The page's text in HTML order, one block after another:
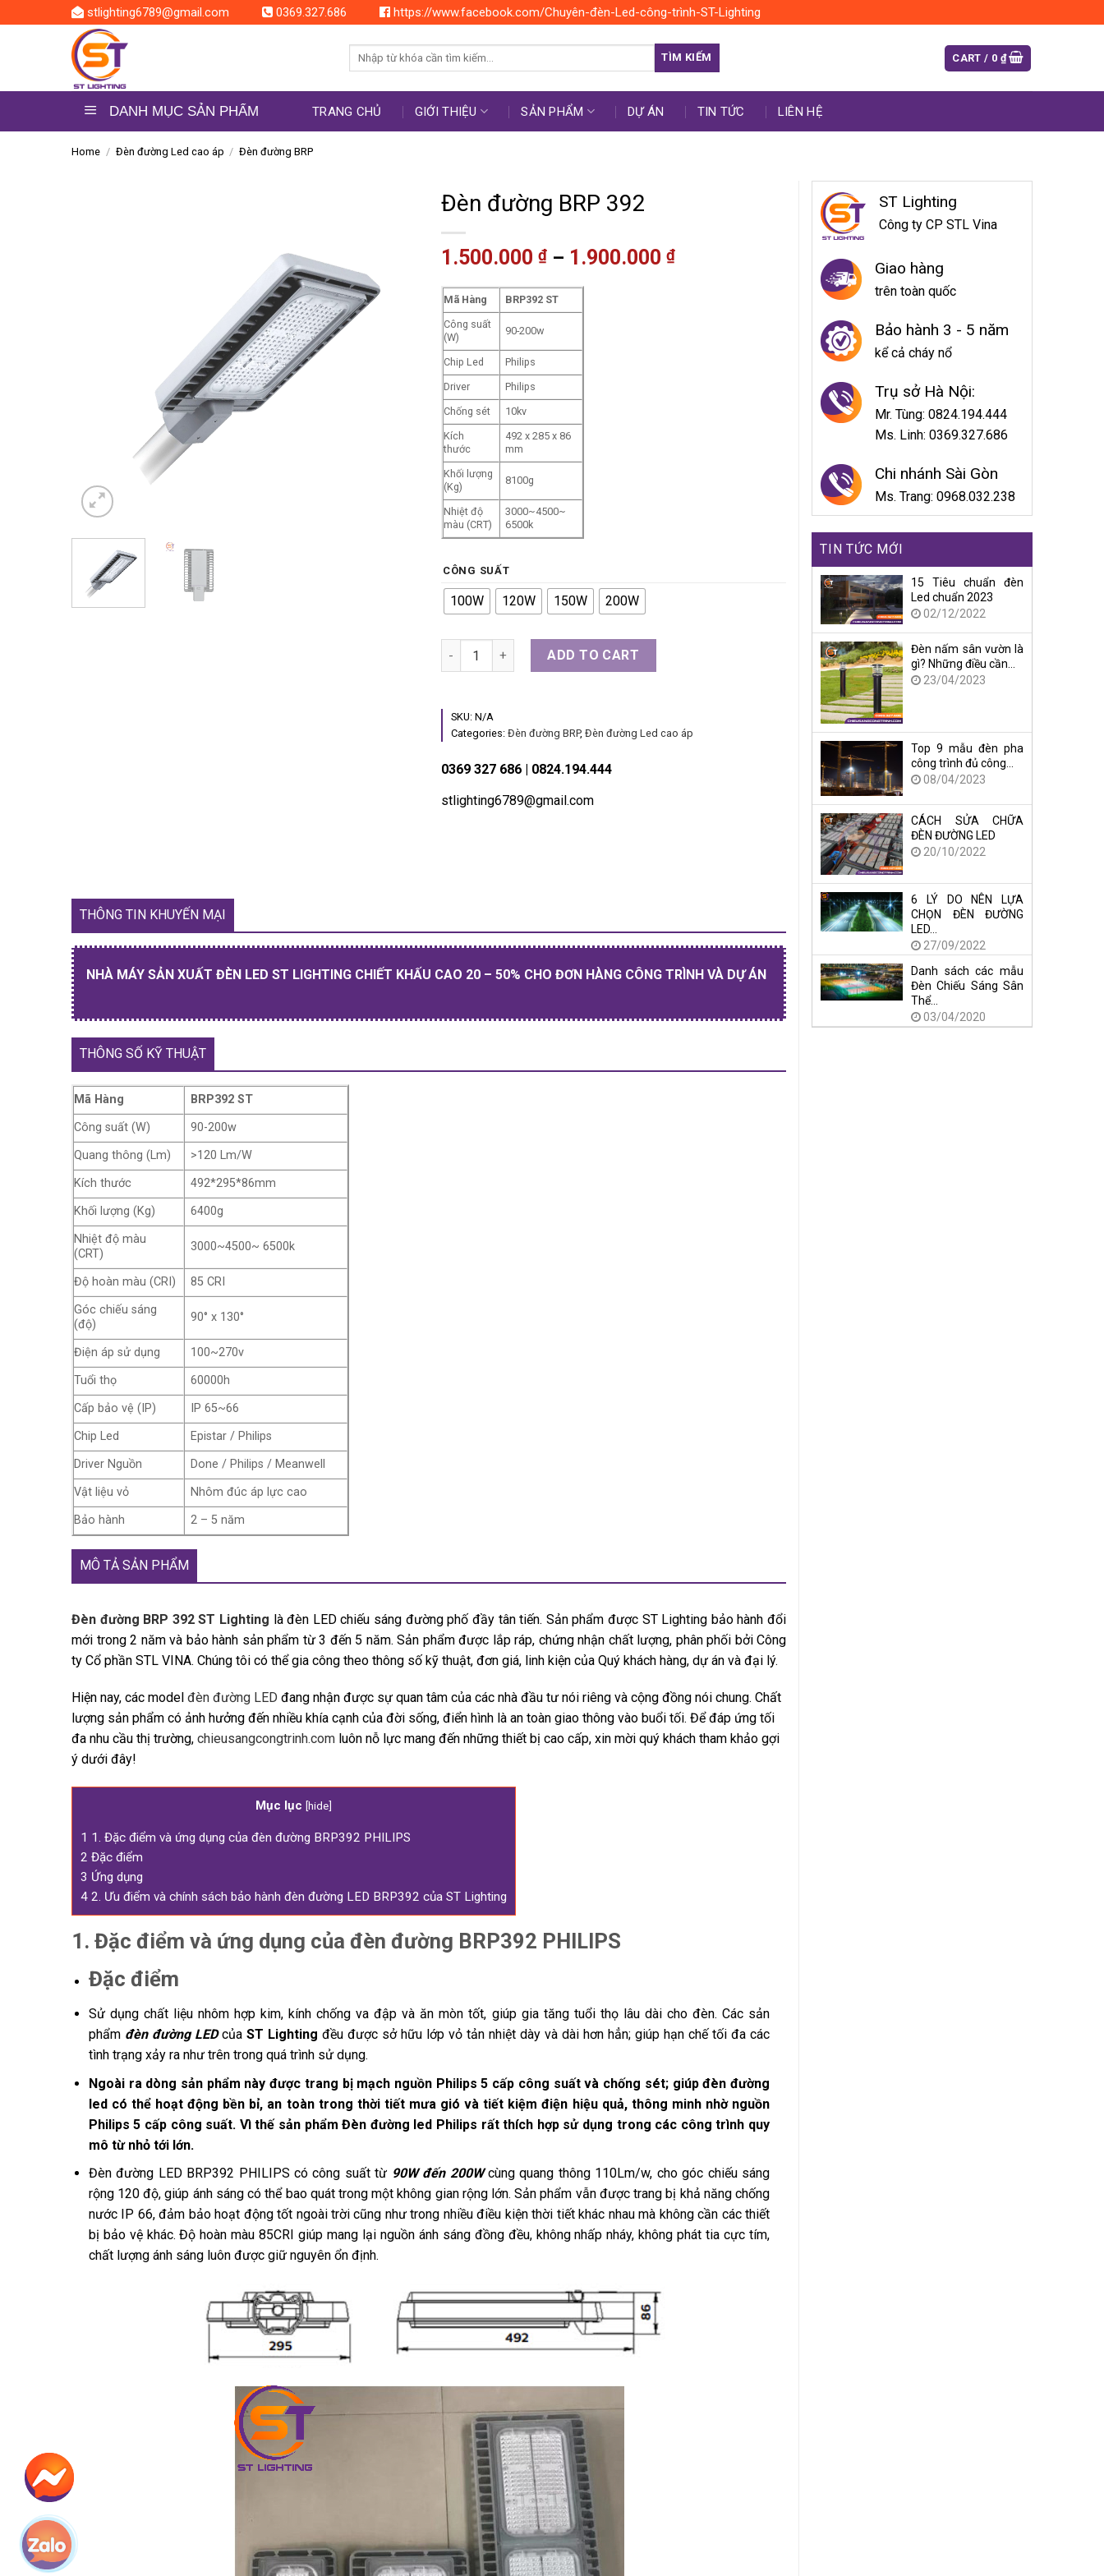
to
stlighting6789@gmail.com 0369.327.686 https://www.facebook.com/Chuyên-đèn-Led-công-trình-ST-Lighting
Search
TÌM KIẾM CART / 0 ₫
DANH MỤC SẢN PHẨM TRANG CHỦ GIỚI THIỆU SẢN PHẨM DỰ ÁN TIN TỨC LIÊN HỆ
Home / Đèn đường Led cao áp / Đèn đường BRP
Đèn đường BRP 392
1.500.000 ₫ – 1.900.000 ₫
Mã Hàng
BRP392 ST
Công suất
(W)
90-200w
Chip Led
Philips
Driver
Philips
Chống sét
10kv
Kích
thước
492 x 285 x 86
mm
Khối lượng
(Kg)
8100g
Nhiệt độ
màu (CRT)
3000~4500~
6500k
CÔNG SUẤT
100W 120W 150W 200W
Đèn đường BRP 392 quantity
ADD TO CART
SKU: N/A
Categories: Đèn đường BRP, Đèn đường Led cao áp
0369 327 686 | 0824.194.444
stlighting6789@gmail.com
THÔNG TIN KHUYẾN MẠI
NHÀ MÁY SẢN XUẤT ĐÈN LED ST LIGHTING CHIẾT KHẤU CAO 20 – 50% CHO ĐƠN HÀNG CÔNG TRÌNH VÀ DỰ ÁN
THÔNG SỐ KỸ THUẬT
Mã Hàng
BRP392 ST
Công suất (W)
90-200w
Quang thông (Lm)
>120 Lm/W
Kích thước
492*295*86mm
Khối lượng (Kg)
6400g
Nhiệt độ màu
(CRT)
3000~4500~ 6500k
Độ hoàn màu (CRI)
85 CRI
Góc chiếu sáng
(độ)
90° x 130°
Điện áp sử dụng
100~270v
Tuổi thọ
60000h
Cấp bảo vệ (IP)
IP 65~66
Chip Led
Epistar / Philips
Driver Nguồn
Done / Philips / Meanwell
Vật liệu vỏ
Nhôm đúc áp lực cao
Bảo hành
2 – 5 năm
MÔ TẢ SẢN PHẨM
Đèn đường BRP 392 ST Lighting là đèn LED chiếu sáng đường phố đầy tân tiến. Sản phẩm được ST Lighting bảo hành đổi
mới trong 2 năm và bảo hành sản phẩm từ 3 đến 5 năm. Sản phẩm được lắp ráp, chứng nhận chất lượng, phân phối bởi Công
ty Cổ phần STL VINA. Chúng tôi có thể gia công theo thông số kỹ thuật, đơn giá, linh kiện của Quý khách hàng, dự án và đại lý.
Hiện nay, các model đèn đường LED đang nhận được sự quan tâm của các nhà đầu tư nói riêng và cộng đồng nói chung. Chất
lượng sản phẩm có ảnh hưởng đến nhiều khía cạnh của đời sống, điển hình là an toàn giao thông vào buổi tối. Để đáp ứng tối
đa nhu cầu thị trường, chieusangcongtrinh.com luôn nỗ lực mang đến những thiết bị cao cấp, xin mời quý khách tham khảo gợi
ý dưới đây!
Mục lục [hide]
1 1. Đặc điểm và ứng dụng của đèn đường BRP392 PHILIPS
2 Đặc điểm
3 Ứng dụng
4 2. Ưu điểm và chính sách bảo hành đèn đường LED BRP392 của ST Lighting
1. Đặc điểm và ứng dụng của đèn đường BRP392 PHILIPS
Đặc điểm
Sử dụng chất liệu nhôm hợp kim, kính chống va đập và ăn mòn tốt, giúp gia tăng tuổi thọ lâu dài cho đèn. Các sản
phẩm đèn đường LEDcủa ST Lighting đều được sở hữu lớp vỏ tản nhiệt dày và dài hơn hẳn; giúp hạn chế tối đa các
tình trạng xảy ra như trên trong quá trình sử dụng.
Ngoài ra dòng sản phẩm này được trang bị mạch nguồn Philips 5 cấp công suất và chống sét; giúp đèn đường
led có thể hoạt động bền bỉ, an toàn trong thời tiết mưa gió và tiết kiệm điện hiệu quả, thông minh nhờ nguồn
Philips 5 cấp công suất. Vì thế sản phẩm Đèn đường led Philips rất thích hợp sử dụng trong các công trình quy
mô từ nhỏ tới lớn.
Đèn đường LED BRP392 PHILIPS có công suất từ 90W đến 200Wcùng quang thông 110Lm/w, cho góc chiếu sáng
rộng 120 độ, giúp ánh sáng có thể bao quát trong một không gian rộng lớn. Sản phẩm vẫn được trang bị khả năng chống
nước IP 66, đảm bảo hoạt động tốt ngoài trời cũng như trong nhiều điều kiện thời tiết khác nhau mà không cần các thiết
bị bảo vệ khác. Độ hoàn màu 85CRI giúp mang lại nguồn ánh sáng đồng đều, không nhấp nháy, không phát tia cực tím,
chất lượng ánh sáng luôn được giữ nguyên ổn định.
ST Lighting
Công ty CP STL Vina
Giao hàng
trên toàn quốc
Bảo hành 3 - 5 năm
kể cả cháy nổ
Trụ sở Hà Nội:
Mr. Tùng: 0824.194.444
Ms. Linh: 0369.327.686
Chi nhánh Sài Gòn
Ms. Trang: 0968.032.238
TIN TỨC MỚI
15 Tiêu chuẩn đèn
Led chuẩn 2023
02/12/2022
Đèn nấm sân vườn là
gì? Những điều cần…
23/04/2023
Top 9 mẫu đèn pha
công trình đủ công…
08/04/2023
CÁCH SỬA CHỮA
ĐÈN ĐƯỜNG LED
20/10/2022
6 LÝ DO NÊN LỰA
CHỌN ĐÈN ĐƯỜNG
LED…
27/09/2022
Danh sách các mẫu
Đèn Chiếu Sáng Sân
Thể…
03/04/2020